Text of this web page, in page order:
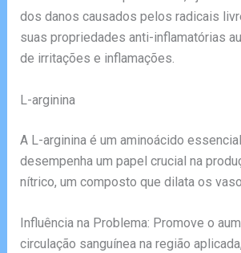
dos danos causados pelos radicais
suas propriedades anti-inflamatórias
de irritações e inflamações.
L-arginina
A L-arginina é um aminoácido
desempenha um papel crucial na
nítrico, um composto que dilata os
Influência na Problema: Promove o
circulação sanguínea na região